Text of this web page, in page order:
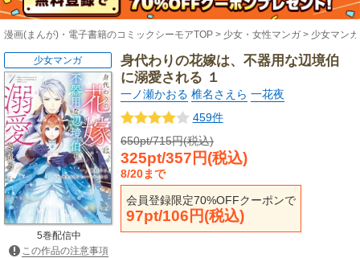
漫画(まんが)・電子書籍のコミックシーモアTOP 少女・女性マンガ 少女マンガ
身代わりの花嫁は、不器用な辺境伯
に溺愛される １
一ノ瀬かおる 椎名さえら 一花夜
459件
650pt/715円(税込)
325pt/357円(税込)
8/20まで
会員登録限定70%OFFクーポンで
97pt/106円(税込)
少女マンガ
5巻配信中
この作品の注意事項